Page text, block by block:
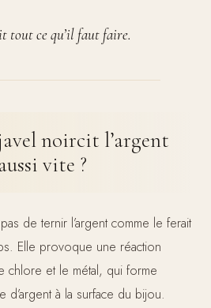
tout ce qu’il faut faire.
noircit l’argent
vite ?
de ternir l’argent comme le ferait
Elle provoque une réaction
chlore et le métal, qui forme
d’argent à la surface du bijou.